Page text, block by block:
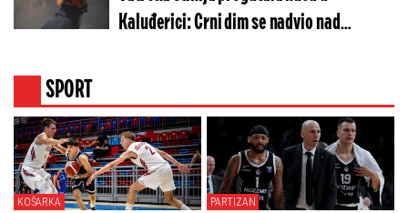
Kaluđerici: Crni dim se nadvio nad
SPORT
KOŠARKA PARTIZAN